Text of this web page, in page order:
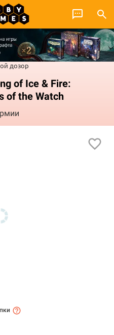
дозор
of Ice & Fire:
of the Watch